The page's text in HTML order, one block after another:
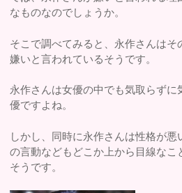
なものなのでしょうか。
そこで調べてみると、永作さんは
嫌いと言われているそうです。
永作さんは女優の中でも気取らずに
優ですよね。
しかし、同時に永作さんは性格が
の言動などもどこか上から目線なこ
そうです。